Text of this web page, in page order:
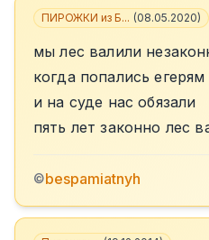
ПИРОЖКИ из Б... (08.05.2020)
мы лес валили
когда попались егерям
и на суде нас обязали
пять лет законно лес
©bespamiatnyh